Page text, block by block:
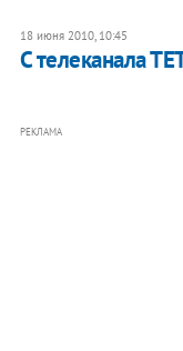
18 июня 2010, 10:45
С телеканала
РЕКЛАМА